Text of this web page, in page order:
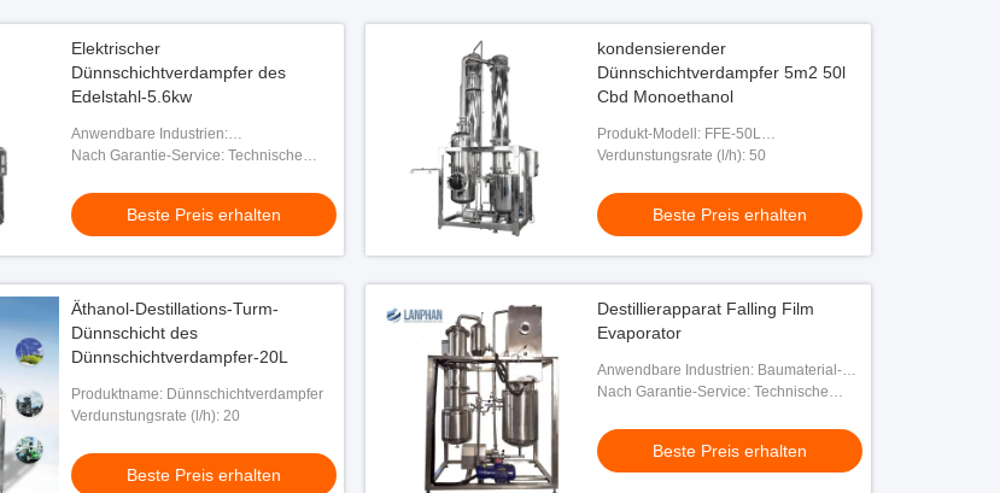
Elektrischer
Dünnschichtverdampfer des
Edelstahl-5.6kw
Anwendbare Industrien:
Produktionsanlage, Maschinerie-
Getränkefabrik, Energie u. Be
Nach Garantie-Service: Technische
Unterstützung
Beste Preis erhalten
kondensierender
Dünnschichtverdampfer 5m2 50l
Cbd Monoethanol
Produkt-Modell: FFE-50L
Dünnschichtverdampfer
Verdunstungsrate (l/h): 50
Beste Preis erhalten
Äthanol-Destillations-Turm-
Dünnschicht des
Dünnschichtverdampfer-20L
Produktname: Dünnschichtverdampfer
Verdunstungsrate (l/h): 20
Beste Preis erhalten
Destillierapparat Falling Film
Evaporator
Anwendbare Industrien: Baumaterial-
Geschäfte, Nahrungsmittel-u.
u. Bergbau
Nach Garantie-Service: Technische
Unterstützung
Beste Preis erhalten